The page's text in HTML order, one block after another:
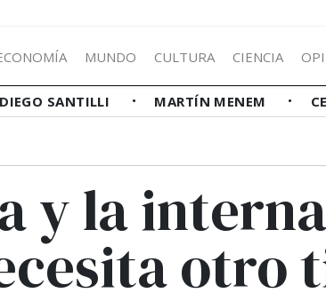
MUNDO CULTURA CIENCIA
DIEGO SANTILLI MARTÍN MENEM
y la
otro